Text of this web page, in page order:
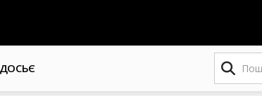
ДОСЬЄ
Пошук